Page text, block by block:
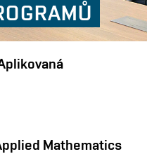
Mathematics